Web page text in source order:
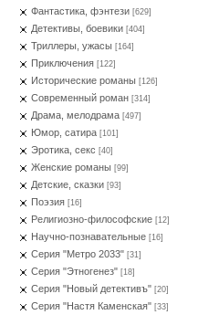
Фантастика, фэнтези [629]
Детективы, боевики [404]
Триллеры, ужасы [164]
Приключения [122]
Исторические романы [126]
Современный роман [314]
Драма, мелодрама [497]
Юмор, сатира [101]
Эротика, секс [40]
Женские романы [99]
Детские, сказки [93]
Поэзия [16]
Религиозно-философские [12]
Научно-познавательные [16]
Серия "Метро 2033" [31]
Серия "Этногенез" [18]
Серия "Новый детективъ" [20]
Серия "Настя Каменская" [33]